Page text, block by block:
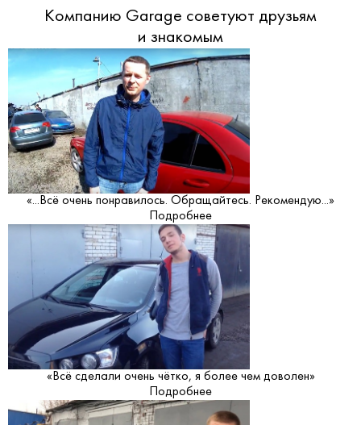
Компанию Garage советуют друзьям
и знакомым
«...Всё очень понравилось. Обращайтесь. Рекомендую...»
Подробнее
«Всё сделали очень чётко, я более чем доволен»
Подробнее